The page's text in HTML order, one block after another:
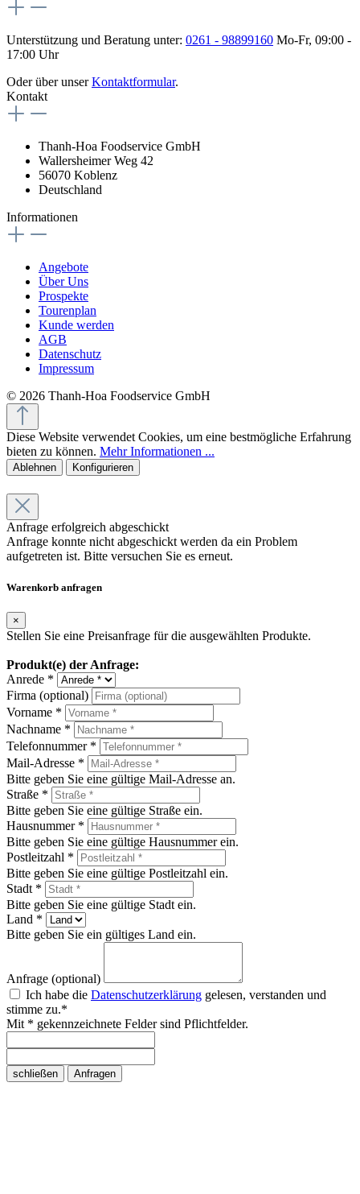
Unterstützung und Beratung unter: 0261 - 98899160 Mo-Fr, 09:00 -
17:00 Uhr
Oder über unserKontaktformular.
Kontakt
Thanh-Hoa Foodservice GmbH
Wallersheimer Weg 42
56070 Koblenz
Deutschland
Informationen
Angebote
Über Uns
Prospekte
Tourenplan
Kunde werden
AGB
Datenschutz
Impressum
© 2026 Thanh-Hoa Foodservice GmbH
Diese Website verwendet Cookies, um eine bestmögliche Erfahrung
bieten zu können. Mehr Informationen ...
Ablehnen Konfigurieren
Anfrage erfolgreich abgeschickt
Anfrage konnte nicht abgeschickt werden da ein Problem
aufgetreten ist. Bitte versuchen Sie es erneut.
Warenkorb anfragen
×
Stellen Sie eine Preisanfrage für die ausgewählten Produkte.
Produkt(e) der Anfrage:
Anrede *
Firma (optional)
Vorname *
Nachname *
Telefonnummer *
Mail-Adresse *
Bitte geben Sie eine gültige Mail-Adresse an.
Straße *
Bitte geben Sie eine gültige Straße ein.
Hausnummer *
Bitte geben Sie eine gültige Hausnummer ein.
Postleitzahl *
Bitte geben Sie eine gültige Postleitzahl ein.
Stadt *
Bitte geben Sie eine gültige Stadt ein.
Land *
Bitte geben Sie ein gültiges Land ein.
Anfrage (optional)
Ich habe die Datenschutzerklärung gelesen, verstanden und
stimme zu.*
Mit * gekennzeichnete Felder sind Pflichtfelder.
schließen Anfragen